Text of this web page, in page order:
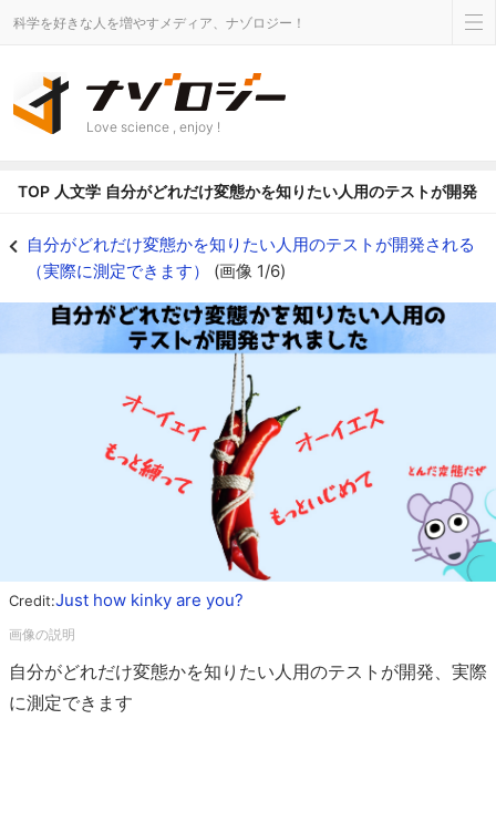
科学を好きな人を増やすメディア、ナゾロジー！
Love science , enjoy !
TOP 人文学 自分がどれだけ変態かを知りたい人用のテストが開発
自分がどれだけ変態かを知りたい人用のテストが開発される
（実際に測定できます） (画像 1/6)
Credit:Just how kinky are you?
自分がどれだけ変態かを知りたい人用のテストが開発、実際
に測定できます